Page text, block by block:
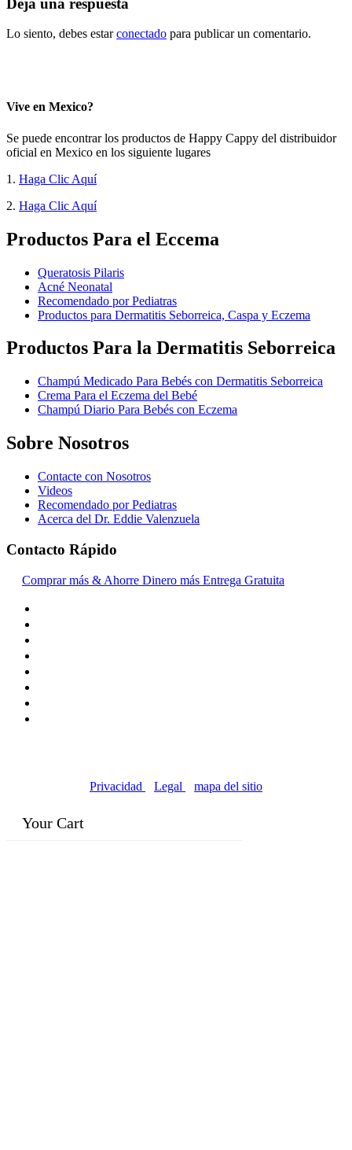
Lo siento, debes estarconectado para publicar un comentario.
Vive en Mexico?
Se puede encontrar los productos de Happy Cappy del distribuidor
oficial en Mexico en los siguiente lugares
1. Haga Clic Aquí
2. Haga Clic Aquí
Productos Para el Eccema
Queratosis Pilaris
Acné Neonatal
Recomendado por Pediatras
Productos para Dermatitis Seborreica, Caspa y Eczema
Productos Para la Dermatitis Seborreica
Champú Medicado Para Bebés con Dermatitis Seborreica
Crema Para el Eczema del Bebé
Champú Diario Para Bebés con Eczema
Sobre Nosotros
Contacte con Nosotros
Videos
Recomendado por Pediatras
Acerca del Dr. Eddie Valenzuela
Contacto Rápido
Comprar más & Ahorre Dinero más Entrega Gratuita
Privacidad
Legal mapa del sitio
Your Cart